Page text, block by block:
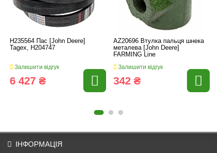
H235564 Пас [John Deere]
Tagex, H204747
Залишити відгук
6 427 ₴
AZ20696 Втулка пальця шнека
металева [John Deere]
FARMING Line
Залишити відгук
342 ₴
ІНФОРМАЦІЯ